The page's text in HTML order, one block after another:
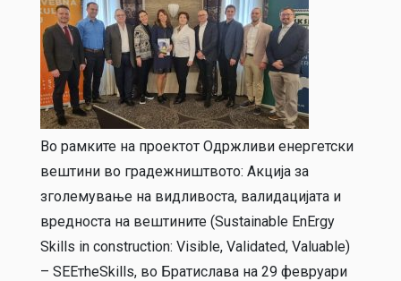
Во рамките на проектот Одржливи енергетски
вештини во градежништвото: Акција за
зголемување на видливоста, валидацијата и
вредноста на вештините (Sustainable EnErgy
Skills in construction: Visible, Validated, Valuable)
– SЕЕтheSkills, во Братислава на 29 февруари